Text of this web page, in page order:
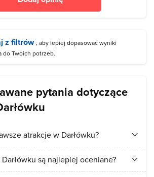
z filtrów , aby lepiej dopasować wyniki
do Twoich potrzeb.
pytania dotyczące
atrakcje w Darłówku?
odwiedzają:Plaża zachodnia w Darłówku ,
są najlepiej oceniane?